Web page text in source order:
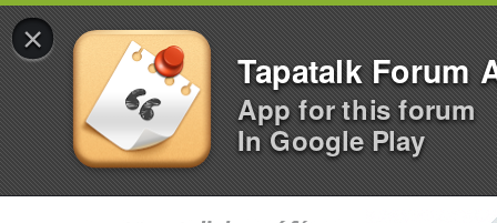
×
Tapatalk Forum
App for this forum
In Google Play